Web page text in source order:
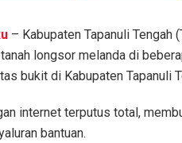
– Kabupaten Tapanuli Tengah
longsor melanda di
bukit di Kabupaten Tapanuli
internet terputus total,
bantuan.